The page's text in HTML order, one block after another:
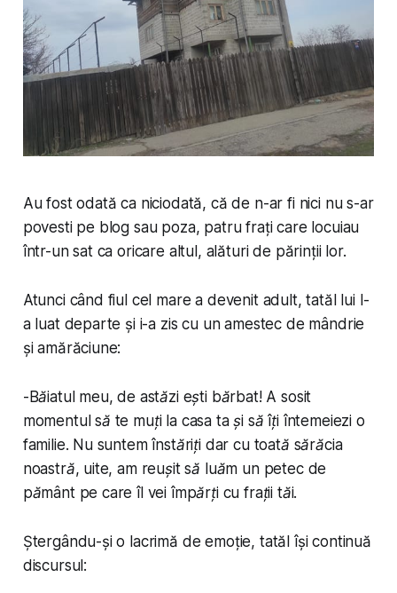
Au fost odată ca niciodată, că de n-ar fi nici nu s-ar
povesti pe blog sau poza, patru frați care locuiau
într-un sat ca oricare altul, alături de părinții lor.
Atunci când fiul cel mare a devenit adult, tatăl lui l-
a luat departe și i-a zis cu un amestec de mândrie
și amărăciune:
-Băiatul meu, de astăzi ești bărbat! A sosit
momentul să te muți la casa ta și să îți întemeiezi o
familie. Nu suntem înstăriți dar cu toată sărăcia
noastră, uite, am reușit să luăm un petec de
pământ pe care îl vei împărți cu frații tăi.
Ștergându-și o lacrimă de emoție, tatăl își continuă
discursul: